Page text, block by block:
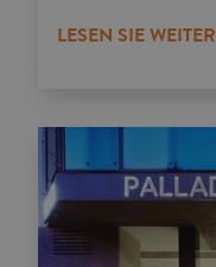
LESEN SIE WEITER